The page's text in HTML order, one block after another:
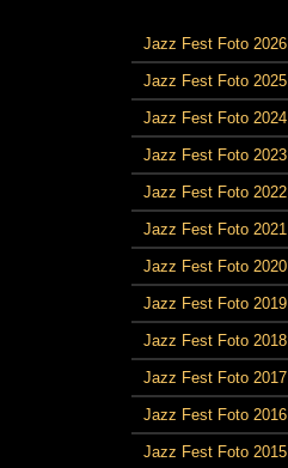
Jazz Fest Foto 2026
Jazz Fest Foto 2025
Jazz Fest Foto 2024
Jazz Fest Foto 2023
Jazz Fest Foto 2022
Jazz Fest Foto 2021
Jazz Fest Foto 2020
Jazz Fest Foto 2019
Jazz Fest Foto 2018
Jazz Fest Foto 2017
Jazz Fest Foto 2016
Jazz Fest Foto 2015